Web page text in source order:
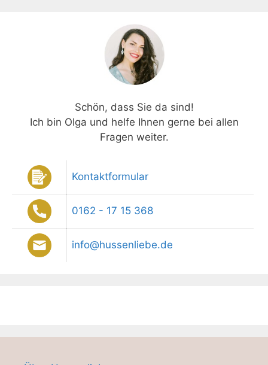
Schön, dass Sie da sind!
Ich bin Olga und helfe Ihnen gerne bei allen
Fragen weiter.
Kontaktformular
0162 - 17 15 368
info@hussenliebe.de